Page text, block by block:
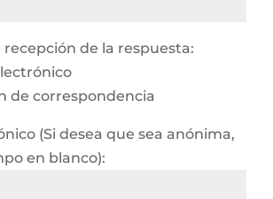
de la respuesta:
de correspondencia
(Si desea que sea anónima,
en blanco):